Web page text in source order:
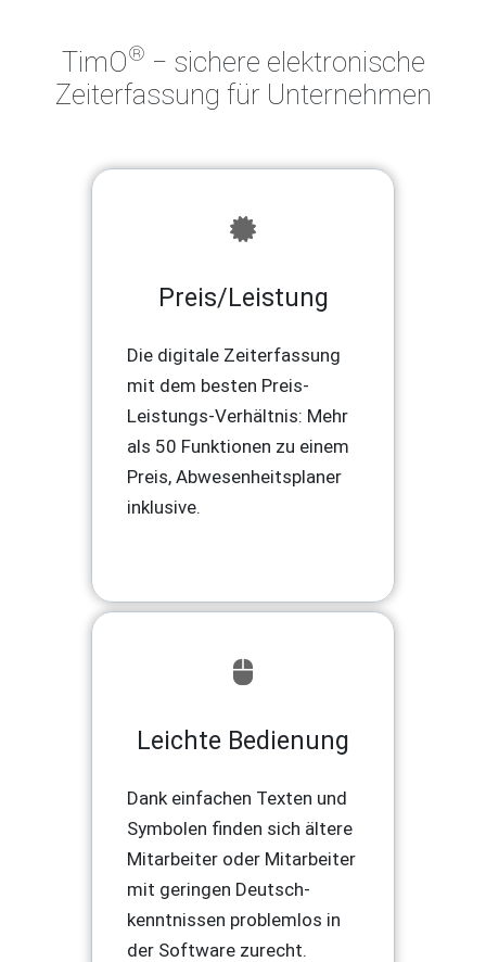
TimO® ‒ sichere elektronische
Zeiterfassung für Unternehmen
Preis/Leistung
Die digitale Zeiterfassung
mit dem besten Preis-
Leistungs-Verhältnis: Mehr
als 50 Funktionen zu einem
Preis, Abwesenheitsplaner
inklusive.
Leichte Bedienung
Dank einfachen Texten und
Symbolen finden sich ältere
Mitarbeiter oder Mitarbeiter
mit geringen Deutsch-
kenntnissen problemlos in
der Software zurecht.